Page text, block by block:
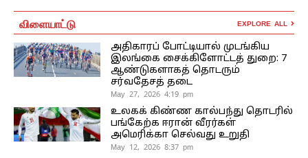
விளையாட்டு EXPLORE ALL
அதிகாரப் போட்டியால் முடங்கிய
இலங்கை சைக்கிளோட்டத் துறை: 7
ஆண்டுகளாகத் தொடரும்
சர்வதேசத் தடை
May 27, 2026 4:19 pm
உலகக் கிண்ண கால்பந்து தொடரில்
பங்கேற்க ஈரான் வீரர்கள்
அமெரிக்கா செல்வது உறுதி
May 12, 2026 8:37 pm